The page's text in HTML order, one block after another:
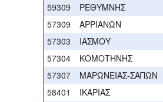
59309
ΡΕΘΥΜΝΗΣ
57309
ΑΡΡΙΑΝΩΝ
57303
ΙΑΣΜΟΥ
57304
ΚΟΜΟΤΗΝΗΣ
57307
ΜΑΡΩΝΕΙΑΣ-ΣΑΠΩΝ
58401
ΙΚΑΡΙΑΣ